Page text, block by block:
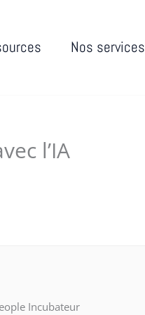
Nos services
l’IA
Incubateur